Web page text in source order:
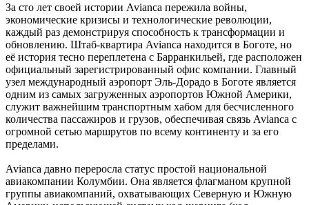
За сто лет своей истории Avianca пережила войны,
экономические кризисы и технологические революции,
каждый раз демонстрируя способность к трансформации и
обновлению. Штаб-квартира Avianca находится в Боготе, но
её история тесно переплетена с Барранкильей, где расположен
официальный зарегистрированный офис компании. Главный
узел международный аэропорт Эль-Дорадо в Боготе является
одним из самых загруженных аэропортов Южной Америки,
служит важнейшим транспортным хабом для бесчисленного
количества пассажиров и грузов, обеспечивая связь Avianca с
огромной сетью маршрутов по всему континенту и за его
пределами.
Avianca давно переросла статус простой национальной
авиакомпании Колумбии. Она является флагманом крупной
группы авиакомпаний, охватывающих Северную и Южную